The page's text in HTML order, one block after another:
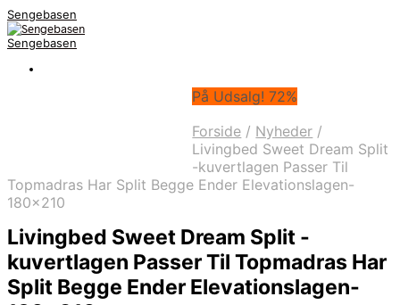
Sengebasen
Sengebasen
På Udsalg! 72%
Forside / Nyheder /
Livingbed Sweet Dream Split
-kuvertlagen Passer Til
Topmadras Har Split Begge Ender Elevationslagen-
180×210
Livingbed Sweet Dream Split -
kuvertlagen Passer Til Topmadras Har
Split Begge Ender Elevationslagen-